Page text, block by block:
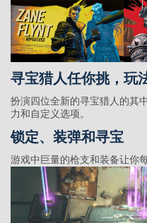
寻宝猎人任你挑，玩
扮演四位全新的寻宝猎人的其
力和自定义选项。
锁定、装弹和寻宝
游戏中巨量的枪支和装备让你